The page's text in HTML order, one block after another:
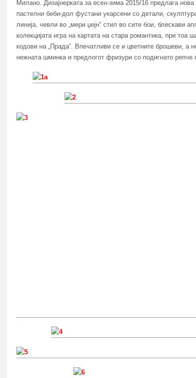
Милано. Дизајнерката за есен-зима 2015/16 предлага
пастелни беби-дол фустани укарсени со детали,
линија, чевли во „мери џејн“ стил во сите бои, блескави
колекцијата игра на картата на стара романтика, при тоа
кодови на „Прада“. Впечатливи се и цветните брошеви, а
нежната шминка и предлогот фризури со подигнато репче